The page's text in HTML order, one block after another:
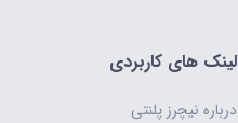
لینک های کاربردی
درباره نیچرز پلنتی